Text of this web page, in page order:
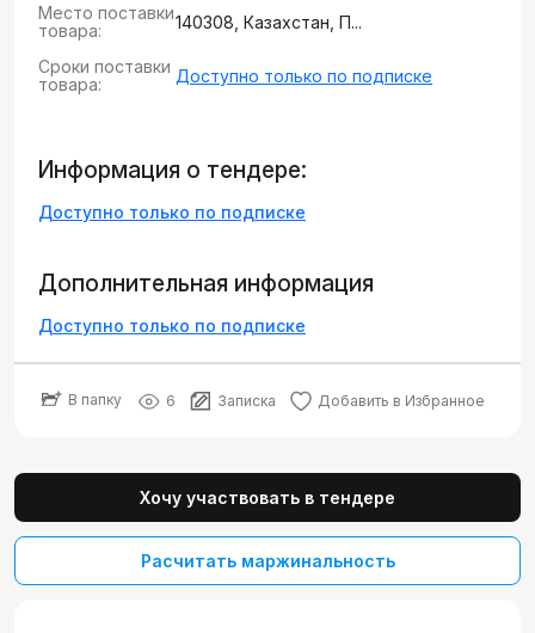
Место поставки
товара:
140308, Казахстан, П...
Сроки поставки
товара:
Доступно только по подписке
Информация о тендере:
Доступно только по подписке
Дополнительная информация
Доступно только по подписке
В папку 6 Записка Добавить в Избранное
Хочу участвовать в тендере
Расчитать маржинальность